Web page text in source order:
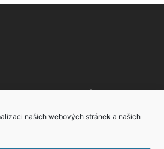
našich webových stránek a našich